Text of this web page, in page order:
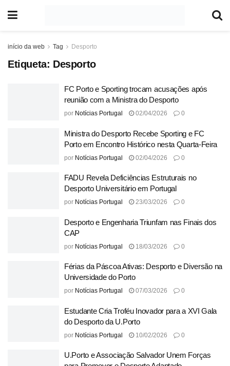
início da web Tag Desporto
Etiqueta: Desporto
FC Porto e Sporting trocam acusações após
reunião com a Ministra do Desporto
por Notícias Portugal 02/04/2026 0
Ministra do Desporto Recebe Sporting e FC
Porto em Encontro Histórico nesta Quarta-Feira
por Notícias Portugal 02/04/2026 0
FADU Revela Deficiências Estruturais no
Desporto Universitário em Portugal
por Notícias Portugal 23/03/2026 0
Desporto e Engenharia Triunfam nas Finais dos
CAP
por Notícias Portugal 18/03/2026 0
Férias da Páscoa Ativas: Desporto e Diversão na
Universidade do Porto
por Notícias Portugal 07/03/2026 0
Estudante Cria Troféu Inovador para a XVI Gala
do Desporto da U.Porto
por Notícias Portugal 10/02/2026 0
U.Porto e Associação Salvador Unem Forças